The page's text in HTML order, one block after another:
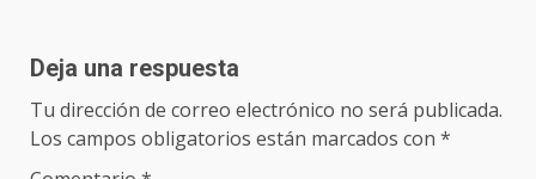
Deja una respuesta
Tu dirección de correo electrónico no será publicada.
Los campos obligatorios están marcados con *